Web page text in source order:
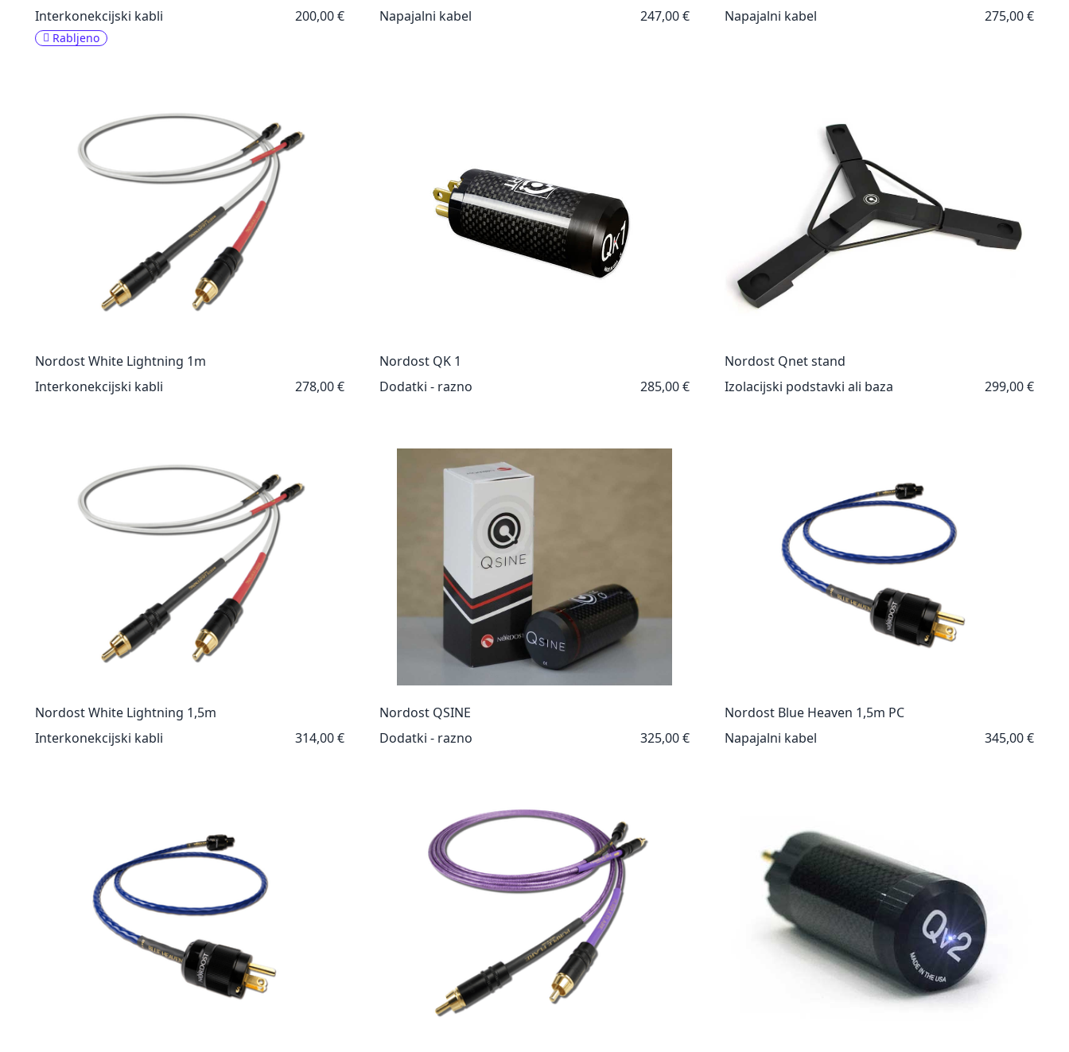
Interkonekcijski kabli
200,00 €
Rabljeno
Napajalni kabel
247,00 €
Napajalni kabel
275,00 €
Nordost White Lightning 1m
Interkonekcijski kabli
278,00 €
Nordost QK 1
Dodatki - razno
285,00 €
Nordost Qnet stand
Izolacijski podstavki ali baza
299,00 €
Nordost White Lightning 1,5m
Interkonekcijski kabli
314,00 €
Nordost QSINE
Dodatki - razno
325,00 €
Nordost Blue Heaven 1,5m PC
Napajalni kabel
345,00 €